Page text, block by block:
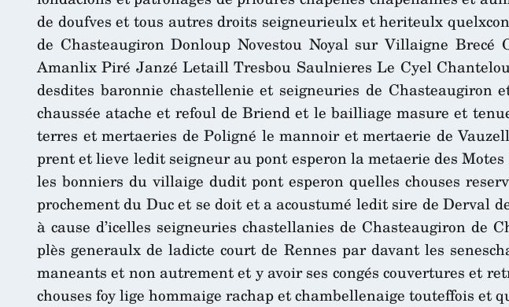
de doufves et tous autres droits seigneurieulx et heriteulx
de Chasteaugiron Donloup Novestou Noyal sur Villaigne
Amanlix Piré Janzé Letaill Tresbou Saulnieres Le Cyel
desdites baronnie chastellenie et seigneuries de Chasteaugiron
chaussée atache et refoul de Briend et le bailliage masure et
terres et mertaeries de Poligné le mannoir et mertaerie de
prent et lieve ledit seigneur au pont esperon la metaerie des
les bonniers du villaige dudit pont esperon quelles chouses
prochement du Duc et se doit et a acoustumé ledit sire de Derval
à cause d’icelles seigneuries chastellanies de Chasteaugiron
plès generaulx de ladicte court de Rennes par davant les
maneants et non autrement et y avoir ses congés couvertures et
chouses foy lige hommaige rachap et chambellenaige touteffois et